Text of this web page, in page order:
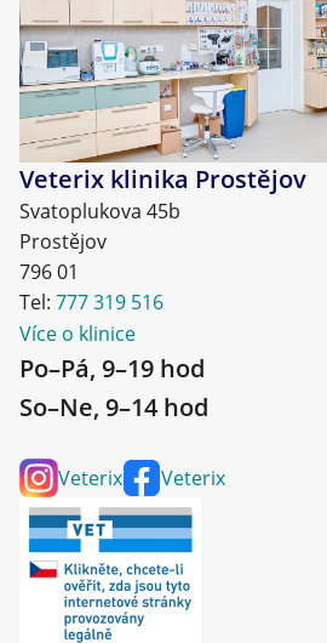
Veterix klinika Prostějov
Svatoplukova 45b
Prostějov
796 01
Tel: 777 319 516
Více o klinice
Po–Pá, 9–19 hod
So–Ne, 9–14 hod
Veterix Veterix